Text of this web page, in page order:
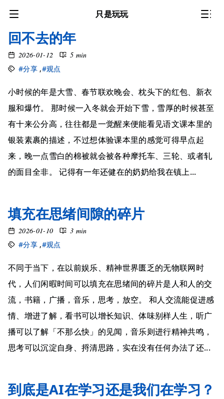
只是玩玩
回不去的年
2026-01-12
5 min
#分享 ,#观点
小时候的年是大雪、春节联欢晚会、枕头下的红包、新衣
服和爆竹。 那时候一入冬就会开始下雪，雪厚的时候甚至
有十来公分高，往往都是一觉醒来便能看见语文课本里的
银装素裹的描述，不过想体验课本里的感觉可得早点起
来，晚一点雪白的棉被就会被各种摩托车、三轮、或者轧
的面目全非。 记得有一年还健在的奶奶给我在镇上...
填充在思绪间隙的碎片
2026-01-10
3 min
#分享 ,#观点
不同于当下，在以前娱乐、精神世界匮乏的无物联网时
代，人们闲暇时间可以填充在思绪间的碎片是人和人的交
流，书籍，广播，音乐，思考，放空。 和人交流能促进感
情、增进了解，看书可以增长知识、体味别样人生，听广
播可以了解「不那么快」的见闻，音乐则进行精神共鸣，
思考可以沉淀自身、捋清思路，实在没有任何办法了还...
到底是AI在学习还是我们在学习？